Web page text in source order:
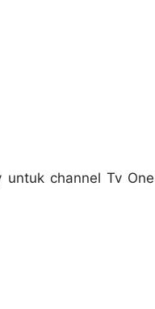
channel Tv One